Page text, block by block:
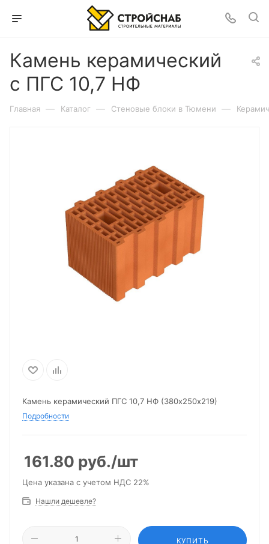
Камень керамический
с ПГС 10,7 НФ
Главная — Каталог — Cтеновые блоки в Тюмени —
Камень керамический ПГС 10,7 НФ (380х250х219)
Подробности
161.80 руб./шт
Цена указана с учетом НДС 22%
Нашли дешевле?
КУПИТЬ